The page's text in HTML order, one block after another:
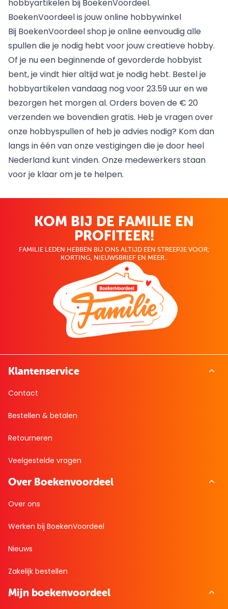
hobbyartikelen bij BoekenVoordeel.
BoekenVoordeel is jouw online hobbywinkel
Bij BoekenVoordeel shop je online eenvoudig alle
spullen die je nodig hebt voor jouw creatieve hobby.
Of je nu een beginnende of gevorderde hobbyist
bent, je vindt hier altijd wat je nodig hebt. Bestel je
hobbyartikelen vandaag nog voor 23.59 uur en we
bezorgen het morgen al. Orders boven de € 20
verzenden we bovendien gratis. Heb je vragen over
onze hobbyspullen of heb je advies nodig? Kom dan
langs in één van onzevestigingendie je door heel
Nederland kunt vinden. Onze medewerkers staan
voor je klaar om je te helpen.
KOM BIJ DE FAMILIE EN
PROFITEER!
FAMILIE LEDEN HEBBEN BIJ ONS ALTIJD EEN STREEPJE VOOR;
KORTING, NIEUWSBRIEF EN MEER..
Klantenservice
Contact
Bestellen & betalen
Retourneren
Veelgestelde vragen
Over Boekenvoordeel
Over ons
Werken bij BoekenVoordeel
Nieuws
Zakelijk bestellen
Mijn boekenvoordeel